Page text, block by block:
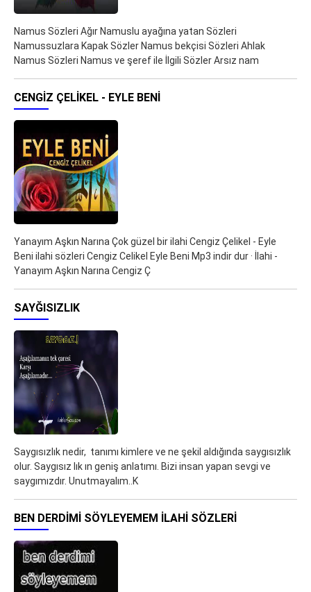
Namus Sözleri Ağır Namuslu ayağına yatan Sözleri
Namussuzlara Kapak Sözler Namus bekçisi Sözleri Ahlak
Namus Sözleri Namus ve şeref ile İlgili Sözler Arsız nam
CENGIZ ÇELIKEL - EYLE BENI
Yanayım Aşkın Narına Çok güzel bir ilahi Cengiz Çelikel - Eyle
Beni ilahi sözleri Cengiz Celikel Eyle Beni Mp3 indir dur · İlahi -
Yanayım Aşkın Narına Cengiz Ç
SAYĞISIZLIK
Saygısızlık nedir, tanımı kimlere ve ne şekil aldığında saygısızlık
olur. Saygısız lık ın geniş anlatımı. Bizi insan yapan sevgi ve
saygımızdır. Unutmayalım..K
BEN DERDIMI SÖYLEYEMEM ILAHI SÖZLERI